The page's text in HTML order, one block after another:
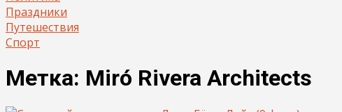
Праздники
Путешествия
Спорт
Метка: Miró Rivera Architects